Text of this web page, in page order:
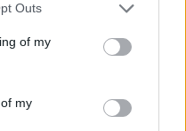
Outs
of my
my